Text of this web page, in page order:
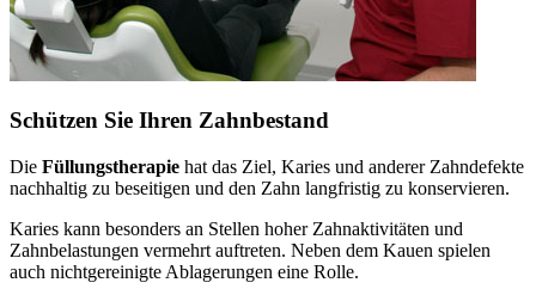
Schützen Sie Ihren Zahnbestand
Die Füllungstherapie hat das Ziel, Karies und anderer Zahndefekte
nachhaltig zu beseitigen und den Zahn langfristig zu konservieren.
Karies kann besonders an Stellen hoher Zahnaktivitäten und
Zahnbelastungen vermehrt auftreten. Neben dem Kauen spielen
auch nichtgereinigte Ablagerungen eine Rolle.